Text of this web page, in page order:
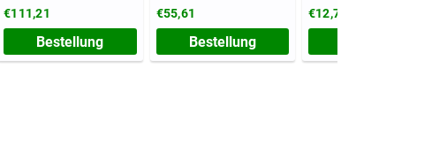
€111,21
Bestellung
€55,61
Bestellung
€12,79